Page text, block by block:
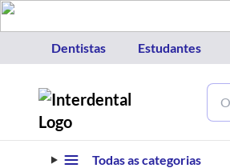
Dentistas Estudantes
Todas as categorias